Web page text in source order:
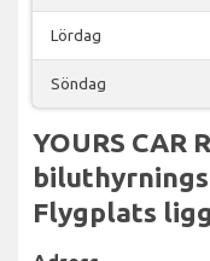
Lördag
Söndag
YOURS CAR
Flygplats